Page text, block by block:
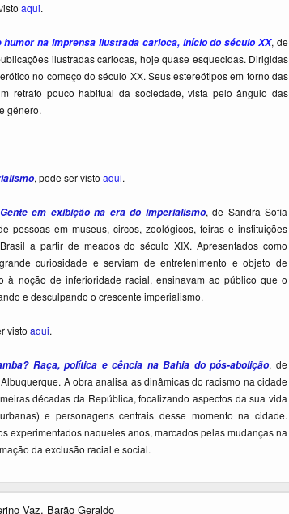
aqui.
na imprensa ilustrada carioca, início do século XX, de
ilustradas cariocas, hoje quase esquecidas. Dirigidas
no começo do século XX. Seus estereótipos em torno das
retrato pouco habitual da sociedade, vista pelo ângulo das
gênero.
, pode ser visto aqui.
em exibição na era do imperialismo, de Sandra Sofia
pessoas em museus, circos, zoológicos, feiras e instituições
a partir de meados do século XIX. Apresentados como
curiosidade e serviam de entretenimento e objeto de
à noção de inferioridade racial, ensinavam ao público que o
e desculpando o crescente imperialismo.
visto aqui.
Raça, política e cência na Bahia do pós-abolição, de
A obra analisa as dinâmicas do racismo na cidade
décadas da República, focalizando aspectos da sua vida
e personagens centrais desse momento na cidade.
experimentados naqueles anos, marcados pelas mudanças na
da exclusão racial e social.
Vaz, Barão Geraldo